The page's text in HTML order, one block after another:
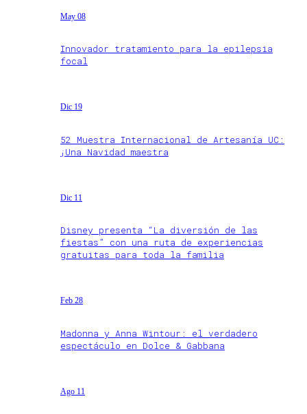
May 08
Innovador tratamiento para la epilepsia
focal
Dic 19
52 Muestra Internacional de Artesanía UC:
¡Una Navidad maestra
Dic 11
Disney presenta “La diversión de las
fiestas” con una ruta de experiencias
gratuitas para toda la familia
Feb 28
Madonna y Anna Wintour: el verdadero
espectáculo en Dolce & Gabbana
Ago 11